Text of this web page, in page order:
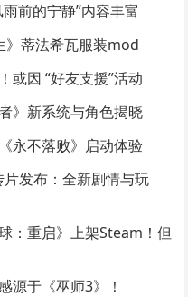
前的宁静”内容丰富
》蒂法希瓦服装mod
或因 “好友支援”活动
》新系统与角色揭晓
永不落败》启动体验
片发布：全新剧情与玩
：重启》上架Steam！但
源于《巫师3》！